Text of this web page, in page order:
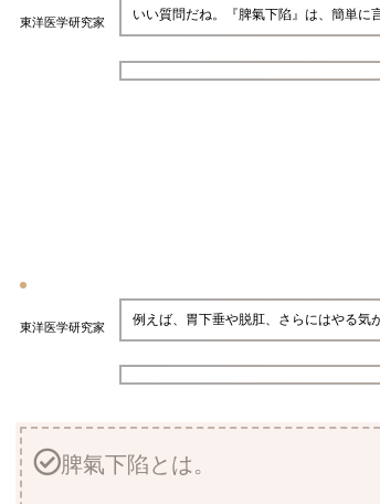
東洋医学研究家 いい質問だね。『脾氣下陷』は、簡単に
東洋医学研究家 例えば、胃下垂や脱肛、さらにはやる気
脾氣下陷とは。